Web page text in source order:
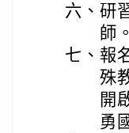
六、 研
師。
七、 報
殊
開
勇